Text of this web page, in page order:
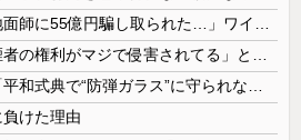
けた理由